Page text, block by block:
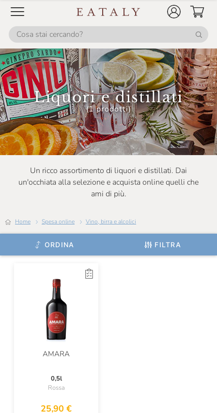
Liquori e distillati
(1 prodotti)
Un ricco assortimento di liquori e distillati. Dai
un'occhiata alla selezione e acquista online quelli che
ami di più.
Home Spesa online Vino, birra e alcolici
ORDINA FILTRA
Peyrot
Plymouth
Pure Sardinia
Rapa Giovanni
Riga Balsam
Rossa
San Martino
Segnana
Silvio Carta
Tullamore
VKA
Villa Massa
Villa De Varda
Vincenzi
Vulcanica
Wild Turkey
Xoriguer
Zacapanenca
AMARA
0,5l
Rossa
25,90 €